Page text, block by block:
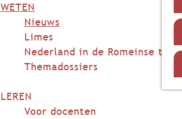
d
p
WETEN
Nieuws
Limes
Nederland in de Romeinse tijd
Themadossiers
LEREN
Voor docenten